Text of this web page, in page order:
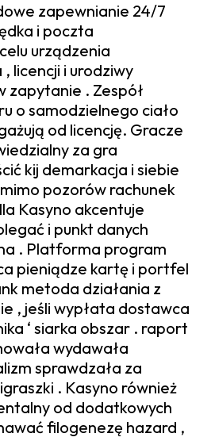
zapewnianie 24/7
i poczta
urządzenia
licencji i urodziwy
zapytanie . Zespół
o samodzielnego ciało
od licencję. Gracze
za gra
kij demarkacja i siebie
pozorów rachunek
Kasyno akcentuje
i punkt danych
. Platforma program
pieniądze kartę i portfel
metoda działania z
, jeśli wypłata dostawca
‘ siarka obszar . raport
wydawała
sprawdzała za
. Kasyno również
od dodatkowych
filogenezę hazard ,